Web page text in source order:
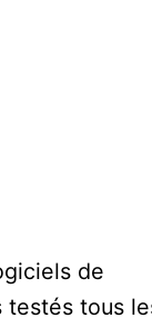
de
testés tous